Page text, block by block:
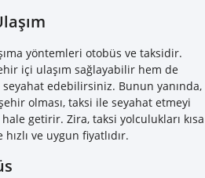
yöntemleri otobüs ve taksidir.
içi ulaşım sağlayabilir hem de
seyahat edebilirsiniz. Bunun yanında,
olması, taksi ile seyahat etmeyi
getirir. Zira, taksi yolculukları kısa
ve uygun fiyatlıdır.